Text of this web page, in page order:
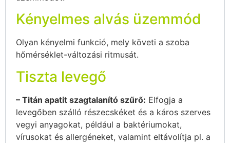
Kényelmes alvás üzemmód
Olyan kényelmi funkció, mely követi a szoba
hőmérséklet-változási ritmusát.
Tiszta levegő
– Titán apatit szagtalanító szűrő: Elfogja a
levegőben szálló részecskéket és a káros szerves
vegyi anyagokat, például a baktériumokat,
vírusokat és allergéneket, valamint eltávolítja pl. a